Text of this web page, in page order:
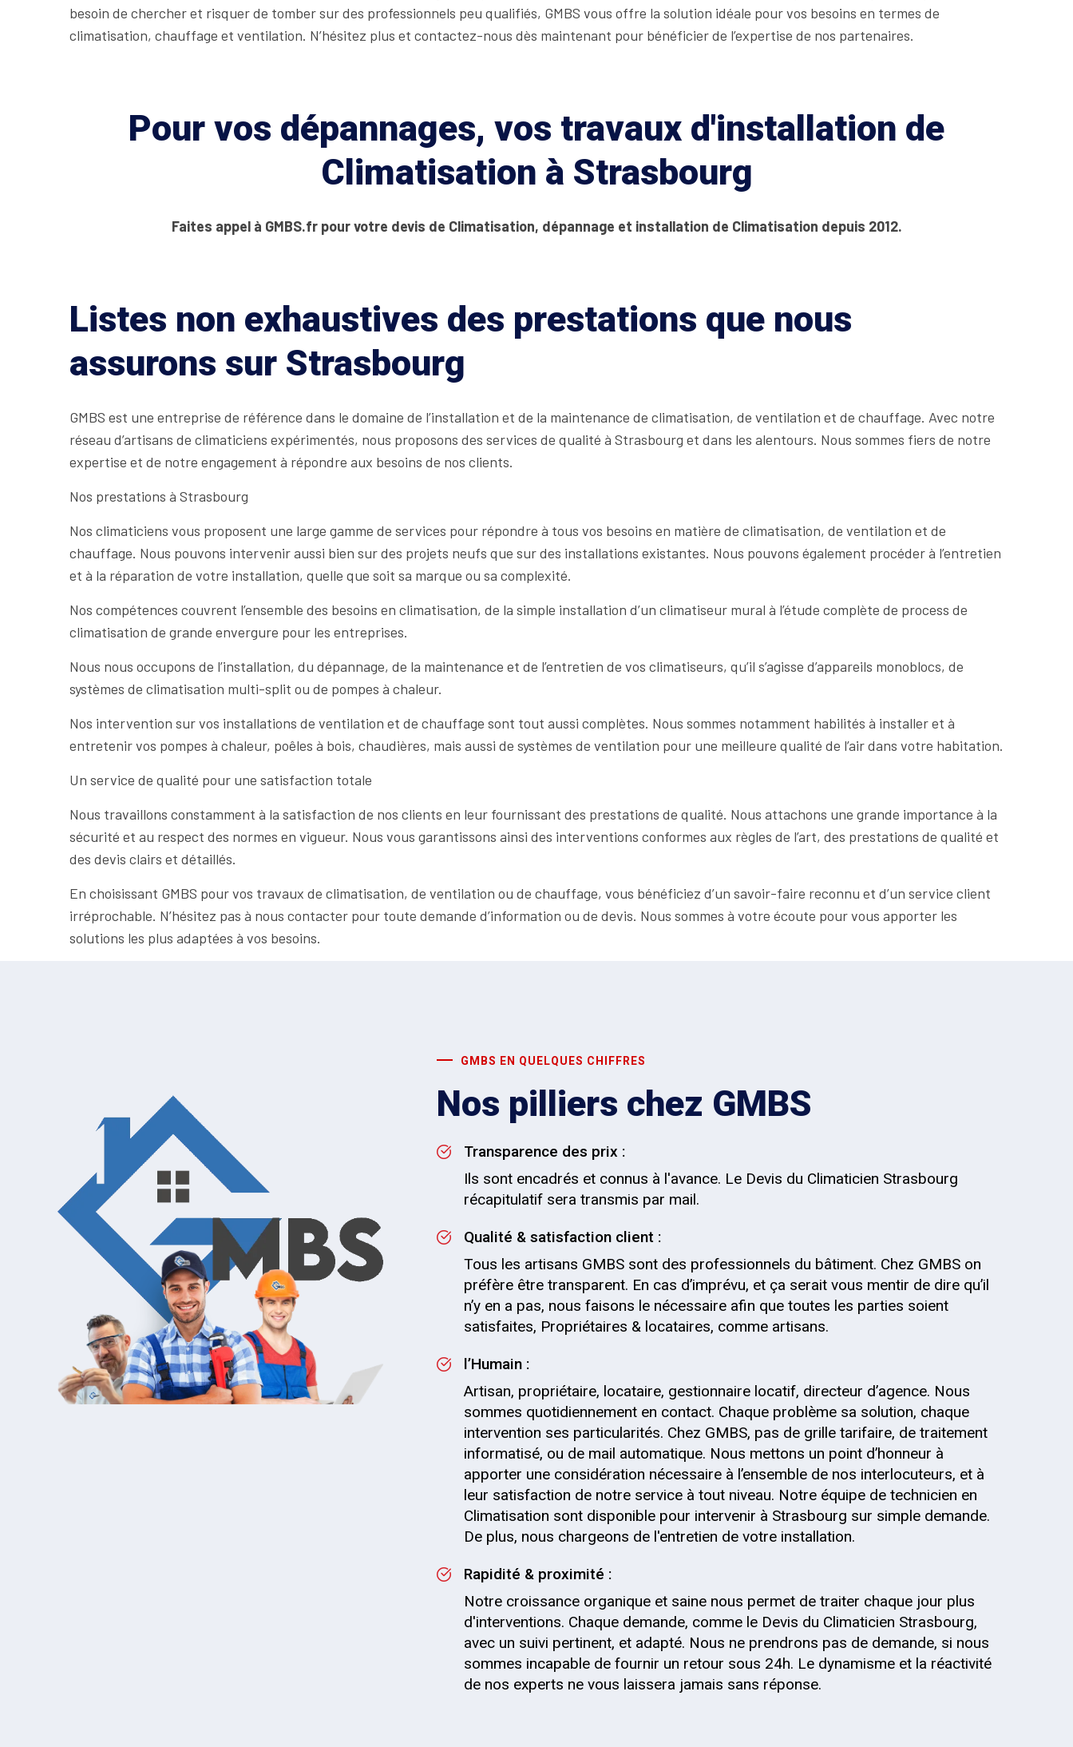
besoin de chercher et risquer de tomber sur des professionnels peu qualifiés, GMBS vous offre la solution idéale pour vos besoins en termes de
climatisation, chauffage et ventilation. N’hésitez plus et contactez-nous dès maintenant pour bénéficier de l’expertise de nos partenaires.
Pour vos dépannages, vos travaux d'installation de
Climatisation à Strasbourg
Faites appel à GMBS.fr pour votre devis de Climatisation, dépannage et installation de Climatisation depuis 2012.
Listes non exhaustives des prestations que nous
assurons sur Strasbourg
GMBS est une entreprise de référence dans le domaine de l’installation et de la maintenance de climatisation, de ventilation et de chauffage. Avec notre
réseau d’artisans de climaticiens expérimentés, nous proposons des services de qualité à Strasbourg et dans les alentours. Nous sommes fiers de notre
expertise et de notre engagement à répondre aux besoins de nos clients.
Nos prestations à Strasbourg
Nos climaticiens vous proposent une large gamme de services pour répondre à tous vos besoins en matière de climatisation, de ventilation et de
chauffage. Nous pouvons intervenir aussi bien sur des projets neufs que sur des installations existantes. Nous pouvons également procéder à l’entretien
et à la réparation de votre installation, quelle que soit sa marque ou sa complexité.
Nos compétences couvrent l’ensemble des besoins en climatisation, de la simple installation d’un climatiseur mural à l’étude complète de process de
climatisation de grande envergure pour les entreprises.
Nous nous occupons de l’installation, du dépannage, de la maintenance et de l’entretien de vos climatiseurs, qu’il s’agisse d’appareils monoblocs, de
systèmes de climatisation multi-split ou de pompes à chaleur.
Nos intervention sur vos installations de ventilation et de chauffage sont tout aussi complètes. Nous sommes notamment habilités à installer et à
entretenir vos pompes à chaleur, poêles à bois, chaudières, mais aussi de systèmes de ventilation pour une meilleure qualité de l’air dans votre habitation.
Un service de qualité pour une satisfaction totale
Nous travaillons constamment à la satisfaction de nos clients en leur fournissant des prestations de qualité. Nous attachons une grande importance à la
sécurité et au respect des normes en vigueur. Nous vous garantissons ainsi des interventions conformes aux règles de l’art, des prestations de qualité et
des devis clairs et détaillés.
En choisissant GMBS pour vos travaux de climatisation, de ventilation ou de chauffage, vous bénéficiez d’un savoir-faire reconnu et d’un service client
irréprochable. N’hésitez pas à nous contacter pour toute demande d’information ou de devis. Nous sommes à votre écoute pour vous apporter les
solutions les plus adaptées à vos besoins.
GMBS EN QUELQUES CHIFFRES
Nos pilliers chez GMBS
Transparence des prix :
Ils sont encadrés et connus à l'avance. Le Devis du Climaticien Strasbourg
récapitulatif sera transmis par mail.
Qualité & satisfaction client :
Tous les artisans GMBS sont des professionnels du bâtiment. Chez GMBS on
préfère être transparent. En cas d’imprévu, et ça serait vous mentir de dire qu’il
n’y en a pas, nous faisons le nécessaire afin que toutes les parties soient
satisfaites, Propriétaires & locataires, comme artisans.
l’Humain :
Artisan, propriétaire, locataire, gestionnaire locatif, directeur d’agence. Nous
sommes quotidiennement en contact. Chaque problème sa solution, chaque
intervention ses particularités. Chez GMBS, pas de grille tarifaire, de traitement
informatisé, ou de mail automatique. Nous mettons un point d’honneur à
apporter une considération nécessaire à l’ensemble de nos interlocuteurs, et à
leur satisfaction de notre service à tout niveau. Notre équipe de technicien en
Climatisation sont disponible pour intervenir à Strasbourg sur simple demande.
De plus, nous chargeons de l'entretien de votre installation.
Rapidité & proximité :
Notre croissance organique et saine nous permet de traiter chaque jour plus
d'interventions. Chaque demande, comme le Devis du Climaticien Strasbourg,
avec un suivi pertinent, et adapté. Nous ne prendrons pas de demande, si nous
sommes incapable de fournir un retour sous 24h. Le dynamisme et la réactivité
de nos experts ne vous laissera jamais sans réponse.